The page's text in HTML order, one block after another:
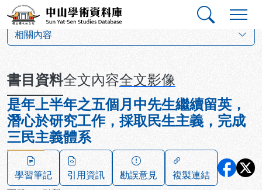
跳到主要內容
中山學術資料庫
相關內容
書目資料全文內容全文影像
是年上半年之五個月中先生繼續留英，
潛心於研究工作，採取民生主義，完成
三民主義體系
學習筆記 引用資訊 勘誤意見
複製連結